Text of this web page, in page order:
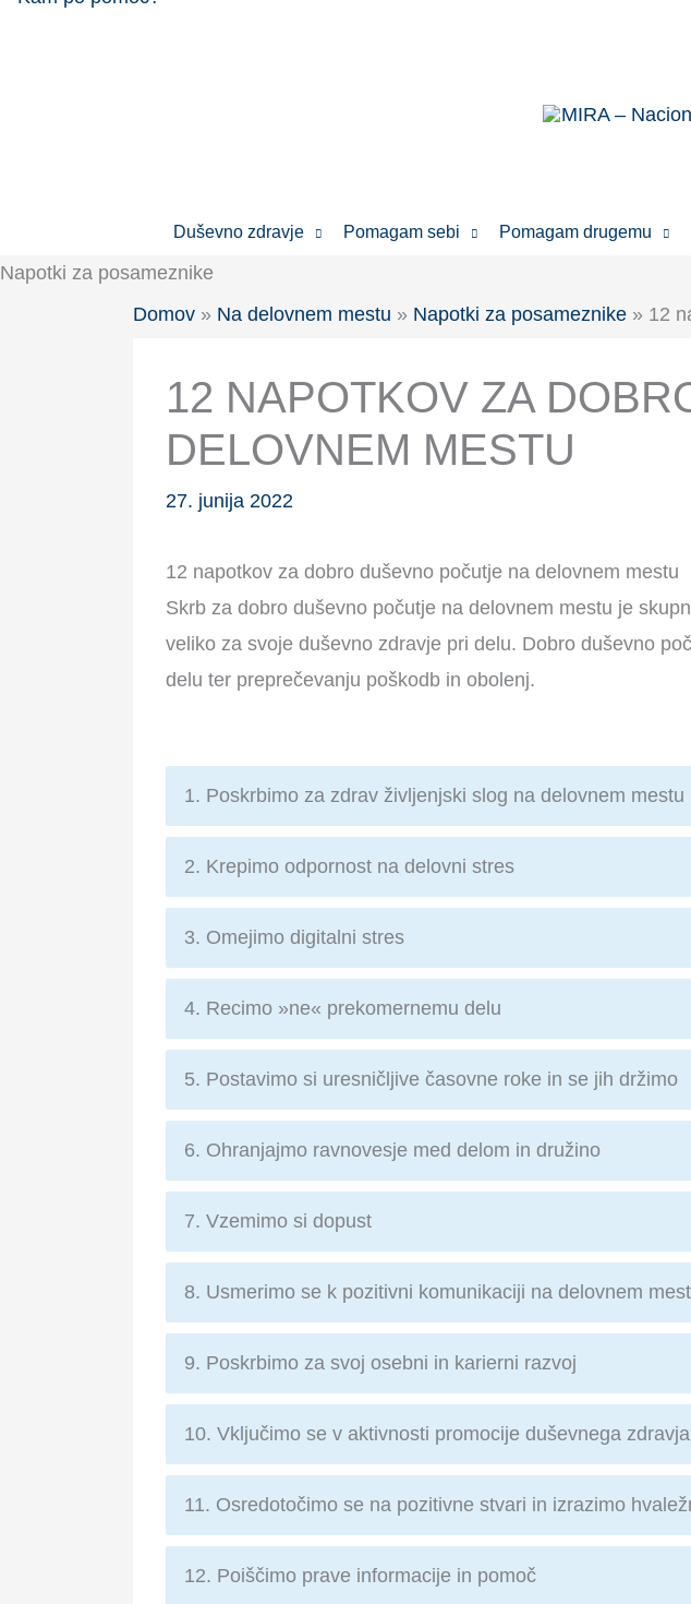
Duševno zdravje Pomagam sebi Pomagam drugemu
Napotki za posameznike
Domov » Na delovnem mestu » Napotki za posameznike » 12
12 NAPOTKOV ZA
DELOVNEM MESTU
27. junija 2022
12 napotkov za dobro duševno počutje na delovnem mestu
Skrb za dobro duševno počutje na delovnem mestu je
veliko za svoje duševno zdravje pri delu. Dobro duševno
delu ter preprečevanju poškodb in obolenj.
1. Poskrbimo za zdrav življenjski slog na delovnem mestu
2. Krepimo odpornost na delovni stres
3. Omejimo digitalni stres
4. Recimo »ne« prekomernemu delu
5. Postavimo si uresničljive časovne roke in se jih držimo
6. Ohranjajmo ravnovesje med delom in družino
7. Vzemimo si dopust
8. Usmerimo se k pozitivni komunikaciji na delovnem
9. Poskrbimo za svoj osebni in karierni razvoj
10. Vključimo se v aktivnosti promocije duševnega
11. Osredotočimo se na pozitivne stvari in izrazimo
12. Poiščimo prave informacije in pomoč